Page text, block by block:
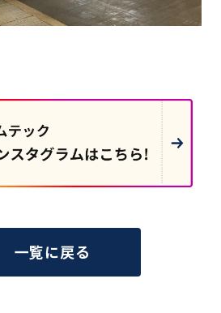
一覧に戻る